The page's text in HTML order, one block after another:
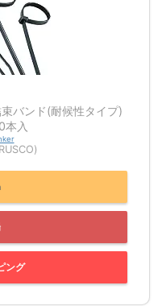
バンド(耐候性タイプ)
入
ング